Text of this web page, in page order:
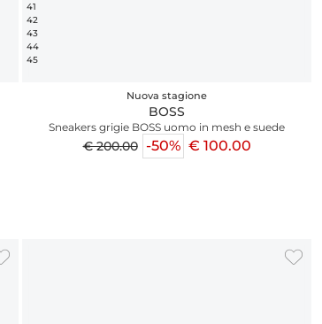
41
42
43
44
45
Nuova stagione
BOSS
Sneakers grigie BOSS uomo in mesh e suede
€ 200.00 -50% € 100.00